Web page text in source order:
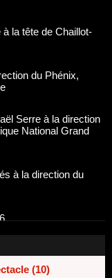
du Phénix,
Serre à la direction
National Grand
à la direction du
les lauréats 2026 !
(10)